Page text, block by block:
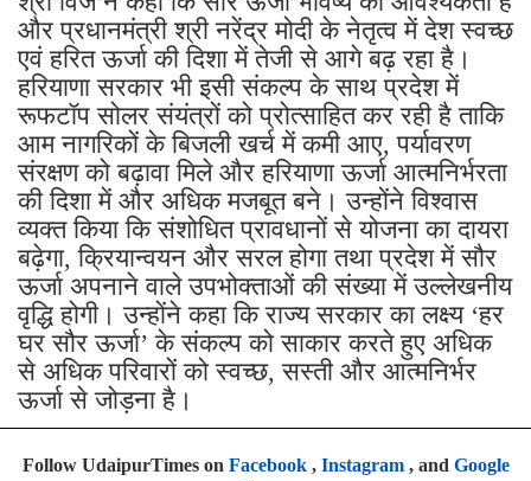
श्री विज ने कहा कि सौर ऊर्जा भविष्य की आवश्यकता है
और प्रधानमंत्री श्री नरेंद्र मोदी के नेतृत्व में देश स्वच्छ
एवं हरित ऊर्जा की दिशा में तेजी से आगे बढ़ रहा है।
हरियाणा सरकार भी इसी संकल्प के साथ प्रदेश में
रूफटॉप सोलर संयंत्रों को प्रोत्साहित कर रही है ताकि
आम नागरिकों के बिजली खर्च में कमी आए, पर्यावरण
संरक्षण को बढ़ावा मिले और हरियाणा ऊर्जा आत्मनिर्भरता
की दिशा में और अधिक मजबूत बने। उन्होंने विश्वास
व्यक्त किया कि संशोधित प्रावधानों से योजना का दायरा
बढ़ेगा, क्रियान्वयन और सरल होगा तथा प्रदेश में सौर
ऊर्जा अपनाने वाले उपभोक्ताओं की संख्या में उल्लेखनीय
वृद्धि होगी। उन्होंने कहा कि राज्य सरकार का लक्ष्य ‘हर
घर सौर ऊर्जा’ के संकल्प को साकार करते हुए अधिक
से अधिक परिवारों को स्वच्छ, सस्ती और आत्मनिर्भर
ऊर्जा से जोड़ना है।